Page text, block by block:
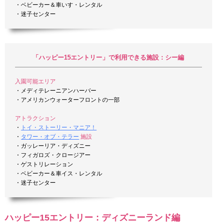
・ベビーカー＆車いす・レンタル
・迷子センター
「ハッピー15エントリー」で利用できる施設：シー編
入園可能エリア
・メディテレーニアンハーバー
・アメリカンウォーターフロントの一部
アトラクション
・
トイ・ストーリー・マニア！
・ タワー・オブ・テラー 施設
・ガッレーリア・ディズニー
・フィガロズ・クロージアー
・ゲストリレーション
・ベビーカー＆車イス・レンタル
・迷子センター
ハッピー15エントリー：ディズニーランド編